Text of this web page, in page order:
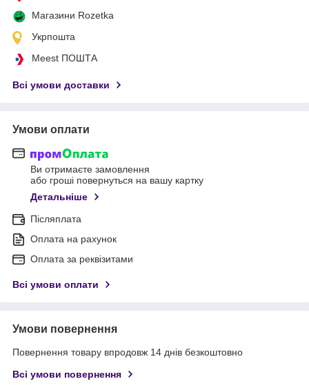
Магазини Rozetka
Укрпошта
Meest ПОШТА
Всі умови доставки
Умови оплати
Ви отримаєте замовлення
або гроші повернуться на вашу картку
Детальніше
Післяплата
Оплата на рахунок
Оплата за реквізитами
Всі умови оплати
Умови повернення
Повернення товару впродовж 14 днів безкоштовно
Всі умови повернення